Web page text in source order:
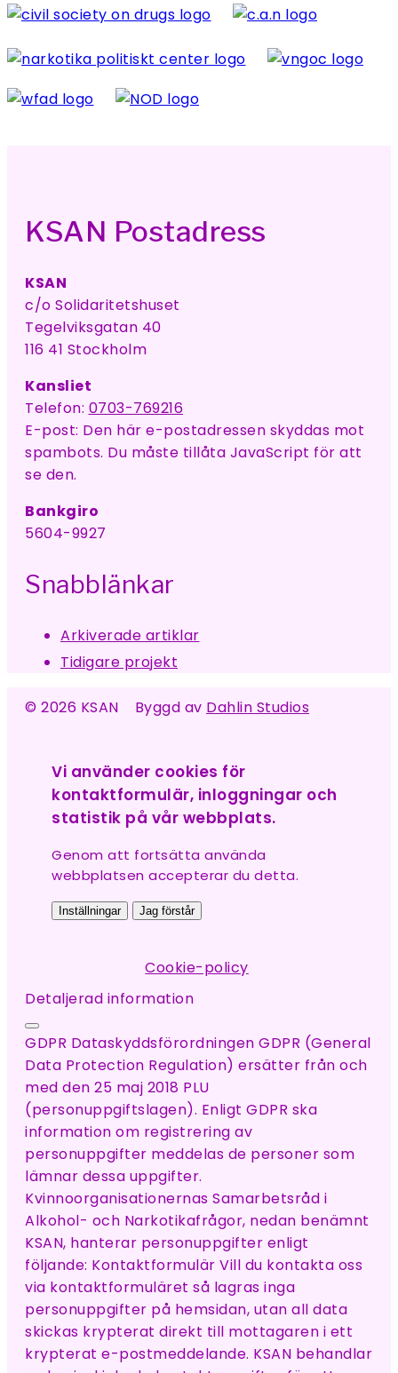
KSAN Postadress
KSAN
c/o Solidaritetshuset
Tegelviksgatan 40
116 41 Stockholm
Kansliet
Telefon: 0703-769216
E-post: Den här e-postadressen skyddas mot
spambots. Du måste tillåta JavaScript för att
se den.
Bankgiro
5604-9927
Snabblänkar
Arkiverade artiklar
Tidigare projekt
© 2026 KSAN Byggd av Dahlin Studios
Vi använder cookies för
kontaktformulär, inloggningar och
statistik på vår webbplats.
Genom att fortsätta använda
webbplatsen accepterar du detta.
Inställningar Jag förstår
Cookie-policy
Detaljerad information
GDPR Dataskyddsförordningen GDPR (General
Data Protection Regulation) ersätter från och
med den 25 maj 2018 PLU
(personuppgiftslagen). Enligt GDPR ska
information om registrering av
personuppgifter meddelas de personer som
lämnar dessa uppgifter.
Kvinnoorganisationernas Samarbetsråd i
Alkohol- och Narkotikafrågor, nedan benämnt
KSAN, hanterar personuppgifter enligt
följande: Kontaktformulär Vill du kontakta oss
via kontaktformuläret så lagras inga
personuppgifter på hemsidan, utan all data
skickas krypterat direkt till mottagaren i ett
krypterat e-postmeddelande. KSAN behandlar